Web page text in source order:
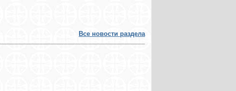
Все новости раздела